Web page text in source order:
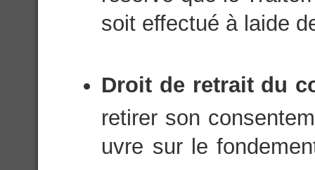
soit effectué à laide
Droit de retrait du
retirer son
uvre sur le